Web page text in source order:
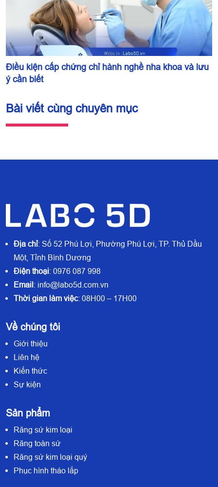
Điều kiện cấp chứng chỉ hành nghề nha khoa và lưu
ý cần biết
Bài viết cùng chuyên mục
Địa chỉ: Số 52 Phú Lợi, Phường Phú Lợi, TP. Thủ Dầu
Một, Tỉnh Bình Dương
Điện thoại: 0976 087 998
Email : info@labo5d.com.vn
Thời gian làm việc: 08H00 – 17H00
Về chúng tôi
Giới thiệu
Liên hệ
Kiến thức
Sự kiện
Sản phẩm
Răng sứ kim loại
Răng toàn sứ
Răng sứ kim loại quý
Phục hình tháo lắp